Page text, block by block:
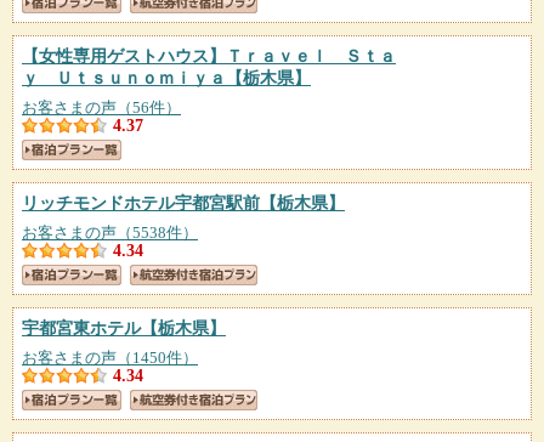
【女性専用ゲストハウス】Ｔｒａｖｅｌ Ｓｔａ
ｙ Ｕｔｓｕｎｏｍｉｙａ
【栃木県】
お客さまの声（56件）
4.37
リッチモンドホテル宇都宮駅前 【栃木県】
お客さまの声（5538件）
4.34
宇都宮東ホテル【栃木県】
お客さまの声（1450件）
4.34